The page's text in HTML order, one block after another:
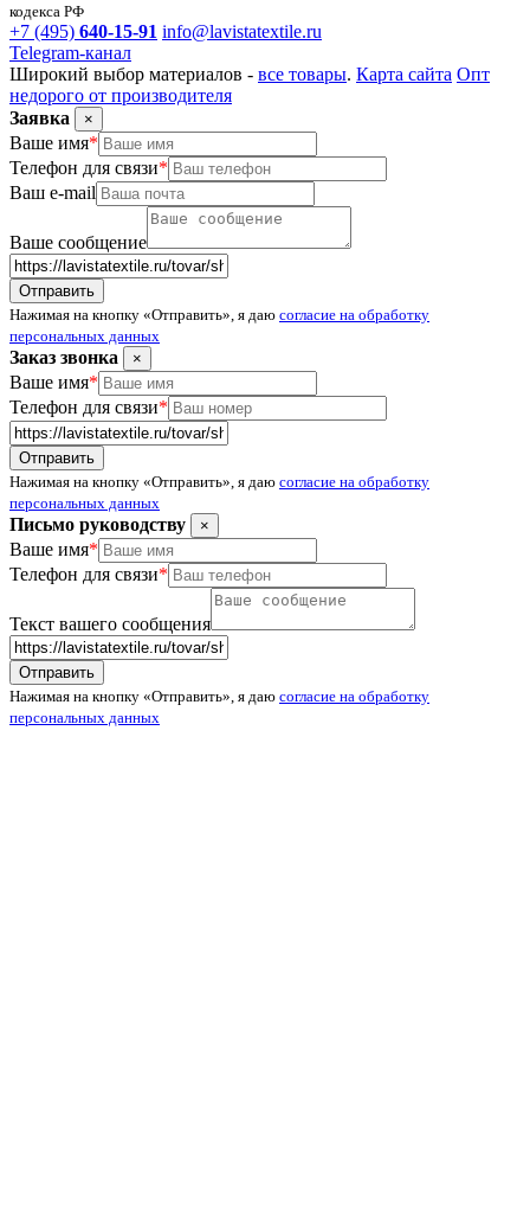
кодекса РФ
+7 (495) 640-15-91 info@lavistatextile.ru
Telegram-канал
Широкий выбор материалов - все товары. Карта сайта Опт
недорого от производителя
Заявка
×
Ваше имя*
Телефон для связи*
Ваш e-mail
Ваше сообщение
Нажимая на кнопку «Отправить», я даю согласие на обработку
персональных данных
Заказ звонка ×
Ваше имя*
Телефон для связи*
Нажимая на кнопку «Отправить», я даю согласие на обработку
персональных данных
Письмо руководству ×
Ваше имя*
Телефон для связи*
Текст вашего сообщения
Нажимая на кнопку «Отправить», я даю согласие на обработку
персональных данных